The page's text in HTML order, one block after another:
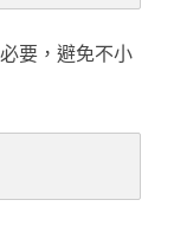
要，避免不小